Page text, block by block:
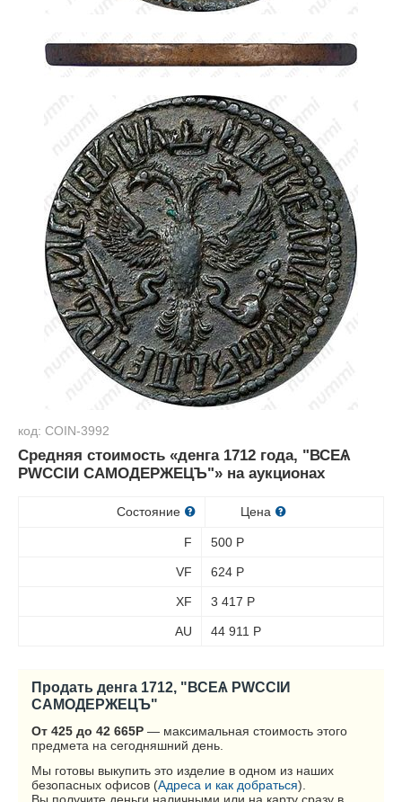
код: COIN-3992
Средняя стоимость «денга 1712 года, "ВСЕѦ
РWССIИ САМОДЕРЖЕЦЪ"» на аукционах
Состояние Цена
F 500 Р
VF 624 Р
XF 3 417 Р
AU 44 911 Р
Продать денга 1712, "ВСЕѦ РWССIИ
САМОДЕРЖЕЦЪ"
От 425 до 42 665Р — максимальная стоимость этого
предмета на сегодняшний день.
Мы готовы выкупить это изделие в одном из наших
безопасных офисов (Адреса и как добраться).